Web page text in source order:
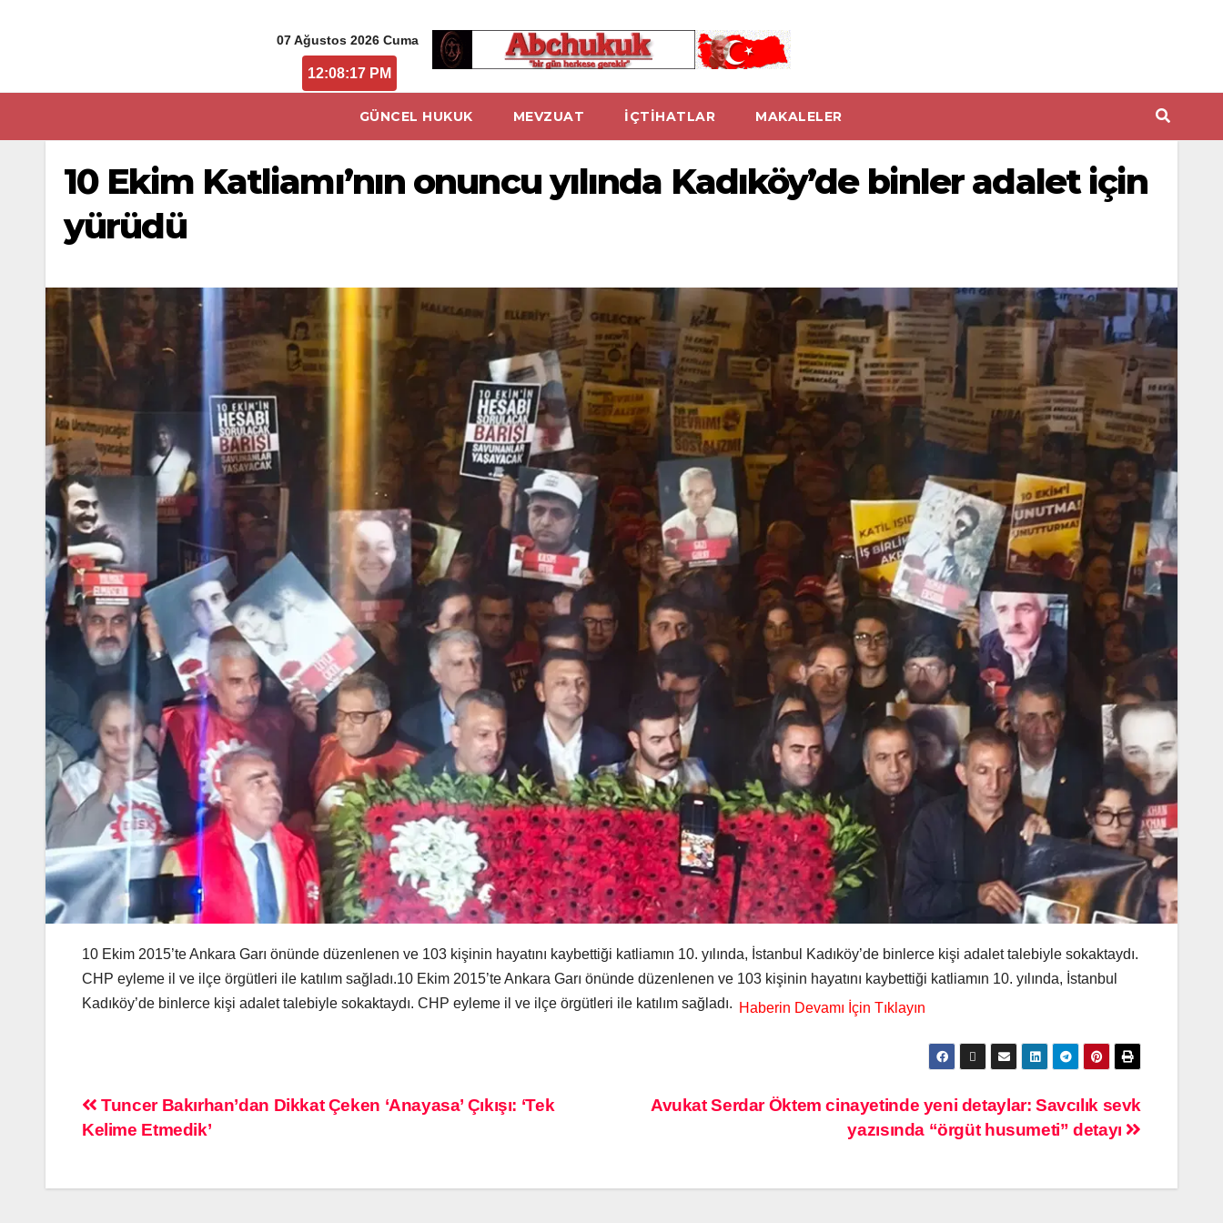
07 Ağustos 2026 Cuma
12:08:18 PM
GÜNCEL HUKUK MEVZUAT İÇTİHATLAR MAKALELER
10 Ekim Katliamı’nın onuncu yılında Kadıköy’de binler adalet için
yürüdü
10 Ekim 2015’te Ankara Garı önünde düzenlenen ve 103 kişinin hayatını kaybettiği katliamın 10. yılında, İstanbul Kadıköy’de binlerce kişi adalet talebiyle sokaktaydı.
CHP eyleme il ve ilçe örgütleri ile katılım sağladı.10 Ekim 2015’te Ankara Garı önünde düzenlenen ve 103 kişinin hayatını kaybettiği katliamın 10. yılında, İstanbul
Kadıköy’de binlerce kişi adalet talebiyle sokaktaydı. CHP eyleme il ve ilçe örgütleri ile katılım sağladı.
Avukat Serdar Öktem cinayetinde yeni detaylar: Savcılık sevk
yazısında “örgüt husumeti” detayı
Tuncer Bakırhan’dan Dikkat Çeken ‘Anayasa’ Çıkışı: ‘Tek
Kelime Etmedik’